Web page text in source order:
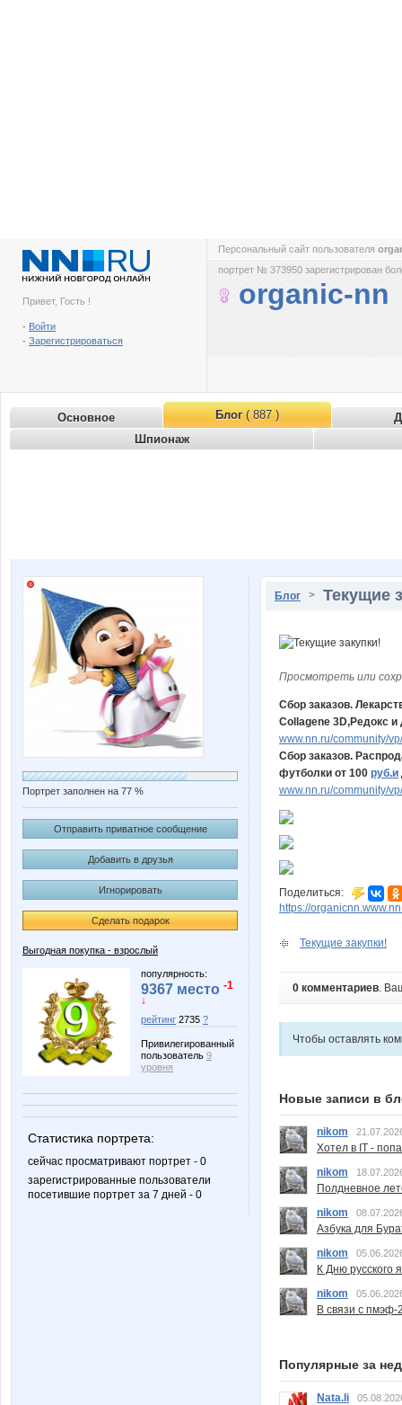
Привет, Гость !
- Войти
- Зарегистрироваться
Персональный сайт пользователя
портрет № 373950 зарегистрирован
organic-nn
Основное Блог( 887 )
Шпионаж
Портрет заполнен на 77 %
Отправить приватное сообщение
Добавить в друзья
Игнорировать
Сделать подарок
Выгодная покупка - взрослый
популярность:
9367 место -1
↓
рейтинг 2735 ?
Привилегированный
пользователь 9
уровня
Статистика портрета:
сейчас просматривают портрет - 0
зарегистрированные пользователи
посетившие портрет за 7 дней - 0
Блог > Текущие
Просмотреть или
Сбор заказов.
Collagene 3D,Редокс
www.nn.ru/community/
Сбор заказов.
футболки от 100 руб.и
www.nn.ru/community/
Поделиться:
https://
Текущие закупки!
0 комментариев.
Чтобы оставлять
Новые записи в
nikom
Хотел в IT -
nikom
Полдневное
nikom
Азбука для
nikom
К Дню русского
nikom
В связи с пмэф-
Популярные за
Nata.li